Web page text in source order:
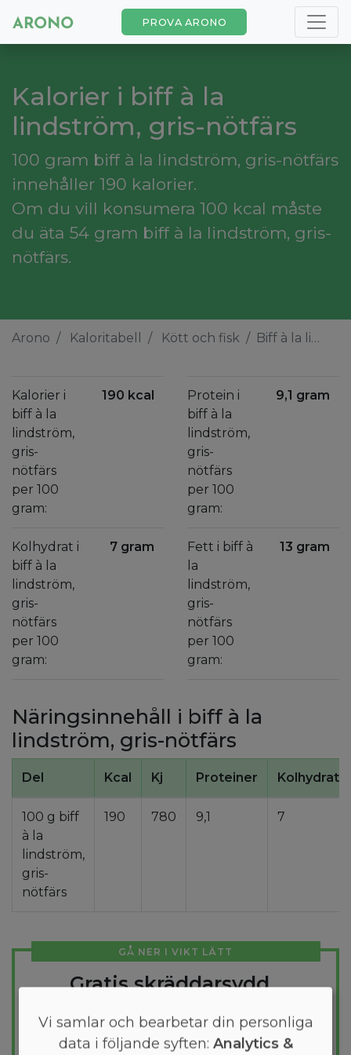
PROVA ARONO
Kalorier i biff à la
lindström, gris-nötfärs
100 gram biff à la lindström, gris-nötfärs
innehåller 190 kalorier.
Om du vill konsumera 100 kcal måste
du äta 54 gram biff à la lindström, gris-
nötfärs.
Arono Kaloritabell Kött och fisk Biff à la lindström, gris-nötfärs
Kalorier i
biff à la
lindström,
gris-
nötfärs
per 100
gram:
190 kcal
Kolhydrat i
biff à la
lindström,
gris-
nötfärs
per 100
gram:
7 gram
Protein i
biff à la
lindström,
gris-
nötfärs
per 100
gram:
9,1 gram
Fett i biff à
la
lindström,
gris-
nötfärs
per 100
gram:
13 gram
Näringsinnehåll i biff à la
lindström, gris-nötfärs
Del Kcal Kj Proteiner
100 g biff
à la
lindström,
gris-
nötfärs
190 780 9,1 7
GÅ NER I VIKT LÄTT
Gratis skräddarsydd
kostplan
Vill du gå ner några kilo? Med Arono får du
Vi samlar och bearbetar din personliga
data i följande syften: Analytics &